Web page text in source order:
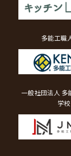
多能工職
一般社団法人 多
学校